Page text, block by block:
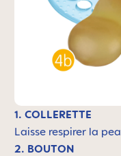
1. COLLERETTE
Laisse respirer la
2. BOUTON